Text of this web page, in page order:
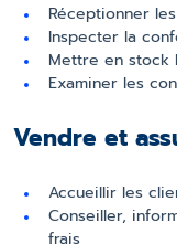
Réceptionner
Inspecter la
Mettre en stock
Examiner les
Vendre et
Accueillir les
Conseiller,
frais